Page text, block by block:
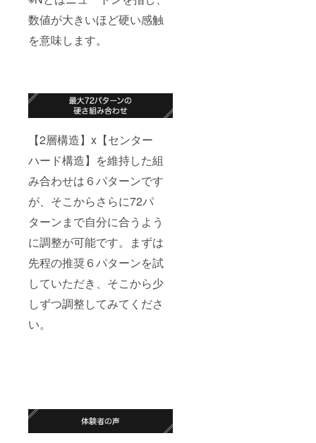
数値が大きいほど硬い感触
を意味します。
【2層構造】x【センター
ハード構造】を維持した組
み合わせは６パターンです
が、そこからさらに72パ
ターンまで自分に合うよう
に調整が可能です。まずは
先程の推奨６パターンを試
していただき、そこから少
しずつ調整してみてくださ
い。